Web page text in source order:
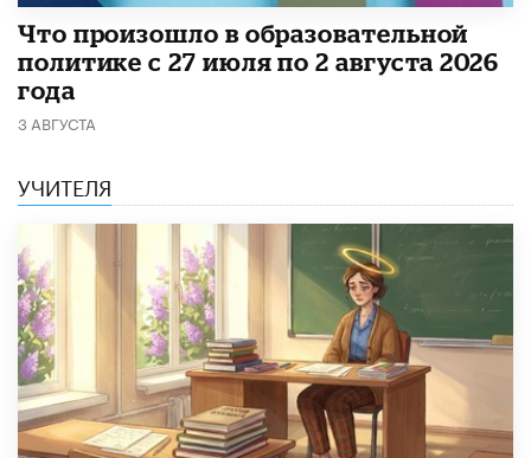
​Что произошло в образовательной
политике с 27 июля по 2 августа 2026
года
3 АВГУСТА
УЧИТЕЛЯ